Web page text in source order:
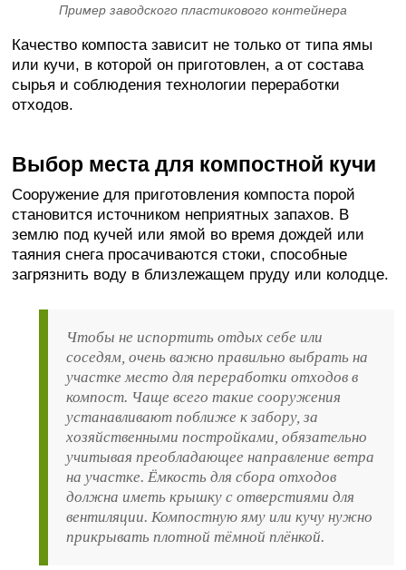
Пример заводского пластикового контейнера
Качество компоста зависит не только от типа ямы
или кучи, в которой он приготовлен, а от состава
сырья и соблюдения технологии переработки
отходов.
Выбор места для компостной кучи
Сооружение для приготовления компоста порой
становится источником неприятных запахов. В
землю под кучей или ямой во время дождей или
таяния снега просачиваются стоки, способные
загрязнить воду в близлежащем пруду или колодце.
Чтобы не испортить отдых себе или
соседям, очень важно правильно выбрать на
участке место для переработки отходов в
компост. Чаще всего такие сооружения
устанавливают поближе к забору, за
хозяйственными постройками, обязательно
учитывая преобладающее направление ветра
на участке. Ёмкость для сбора отходов
должна иметь крышку с отверстиями для
вентиляции. Компостную яму или кучу нужно
прикрывать плотной тёмной плёнкой.